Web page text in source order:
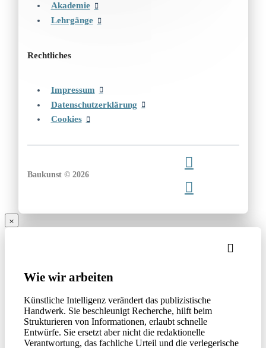
Akademie
Lehrgänge
Rechtliches
Impressum
Datenschutzerklärung
Cookies
Baukunst © 2026
Wie wir arbeiten
Künstliche Intelligenz verändert das publizistische
Handwerk. Sie beschleunigt Recherche, hilft beim
Strukturieren von Informationen, erlaubt schnelle
Entwürfe. Sie ersetzt aber nicht die redaktionelle
Verantwortung, das fachliche Urteil und die verlegerische